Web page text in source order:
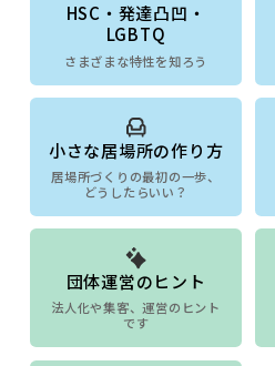
HSC・発達凸凹・
LGBTQ
さまざまな特性を知ろう
小さな居場所の作り方
居場所づくりの最初の一歩、
どうしたらいい？
団体運営のヒント
法人化や集客、運営のヒント
です